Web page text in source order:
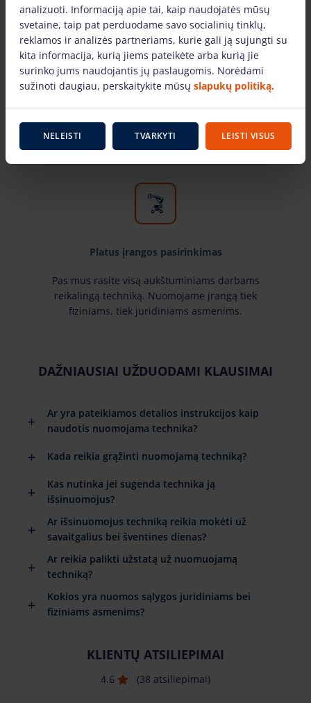
Tik žinomų gamintojų įranga
Mūsų nuomojama technika yra techniškai
tvarkinga ir tinkami naudoti.
Platus įrangos pasirinkimas
Pas mus rasite visą aukštuminiams darbams
reikalingą techniką. Nuomojame įrangą tiek
fiziniams, tiek juridiniams asmenims.
DAŽNIAUSIAI UŽDUODAMI KLAUSIMAI
Ar yra pateikiamos detalios instrukcijos kaip
naudotis nuomojama technika?
Kada reikia grąžinti nuomojamą techniką?
Kas nutinka jei sugenda technika ją
išsinuomojus?
Ar išsinuomojus techniką reikia mokėti už
savaitgalius bei šventines dienas?
Ar reikia palikti užstatą už nuomuojamą
techniką?
Kokios yra nuomos sąlygos juridiniams bei
fiziniams asmenims?
KLIENTŲ ATSILIEPIMAI
4.6 (38 atsiliepimai)
analizuoti. Informaciją apie tai, kaip naudojatės mūsų
svetaine, taip pat perduodame savo socialinių tinklų,
reklamos ir analizės partneriams, kurie gali ją sujungti su
kita informacija, kurią jiems pateikėte arba kurią jie
surinko jums naudojantis jų paslaugomis. Norėdami
sužinoti daugiau, perskaitykite mūsų slapukų politiką.
NELEISTI TVARKYTI LEISTI VISUS